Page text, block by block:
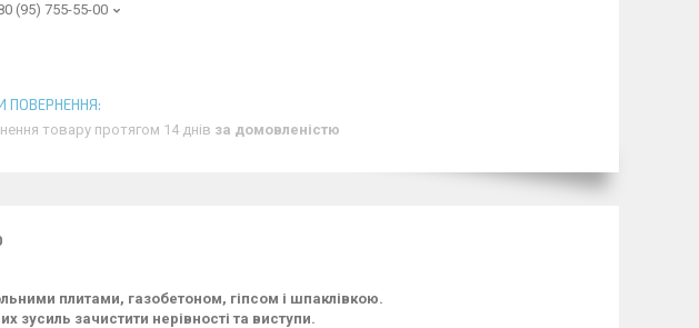
(95) 755-55-00
товару протягом 14 днів за домовленістю
плитами, газобетоном, гіпсом і шпаклівкою.
зусиль зачистити нерівності та виступи.